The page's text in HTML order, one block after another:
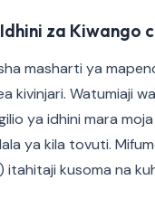
za Kiwango
masharti ya
kivinjari. Watumiaji
ya idhini mara
ya kila tovuti.
itahitaji kusoma na